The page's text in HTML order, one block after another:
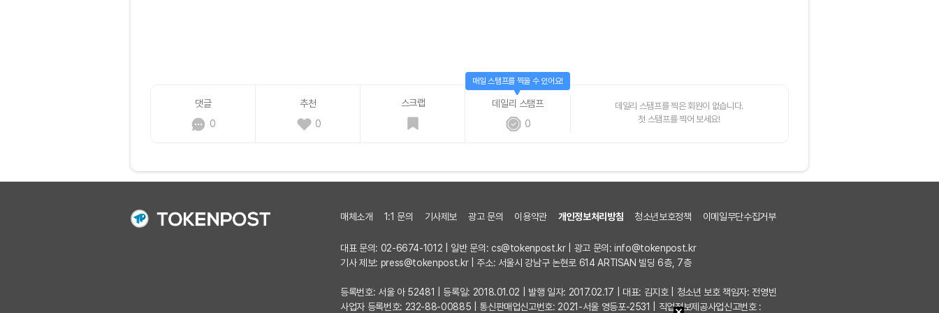
댓글
0
추천
0
스크랩
데일리 스탬프
0
매일 스탬프를 찍을 수 있어요!
데일리 스탬프를 찍은 회원이 없습니다.
첫 스탬프를 찍어 보세요!
매체소개 1:1 문의 기사제보 광고 문의 이용약관 개인정보처리방침 청소년보호정책 이메일무단수집거부
대표 문의: 02-6674-1012 | 일반 문의: cs@tokenpost.kr| 광고 문의:info@tokenpost.kr
기사 제보: press@tokenpost.kr| 주소: 서울시 강남구 논현로 614 ARTISAN 빌딩 6층, 7층
등록번호: 서울 아 52481 | 등록일: 2018.01.02 | 발행 일자: 2017.02.17 | 대표: 김지호 | 청소년 보호 책임자: 전영빈
사업자 등록번호: 232-88-00885 | 통신판매업신고번호: 2021-서울 영등포-2531 | 직업정보제공사업신고번호 :